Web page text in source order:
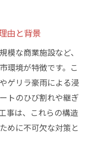
い技術とは何か
断ポイントを徹
らす効果と実際
すべき基準とは
の止水技術選定
な止水工法とは
由と背景
模な商業施設など、
環境が特徴です。こ
ゲリラ豪雨による浸
トのひび割れや継ぎ
事は、これらの構造
めに不可欠な対策と